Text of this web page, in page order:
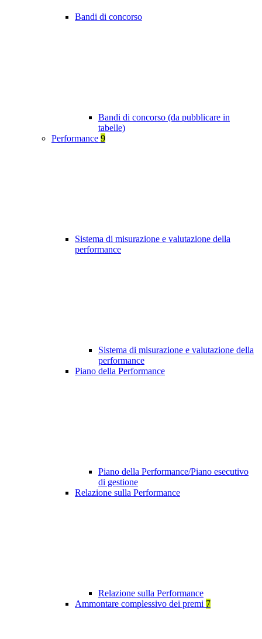
Bandi di concorso
Bandi di concorso (da pubblicare in
tabelle)
Performance 9
Sistema di misurazione e valutazione della
performance
Sistema di misurazione e valutazione della
performance
Piano della Performance
Piano della Performance/Piano esecutivo
di gestione
Relazione sulla Performance
Relazione sulla Performance
Ammontare complessivo dei premi 7